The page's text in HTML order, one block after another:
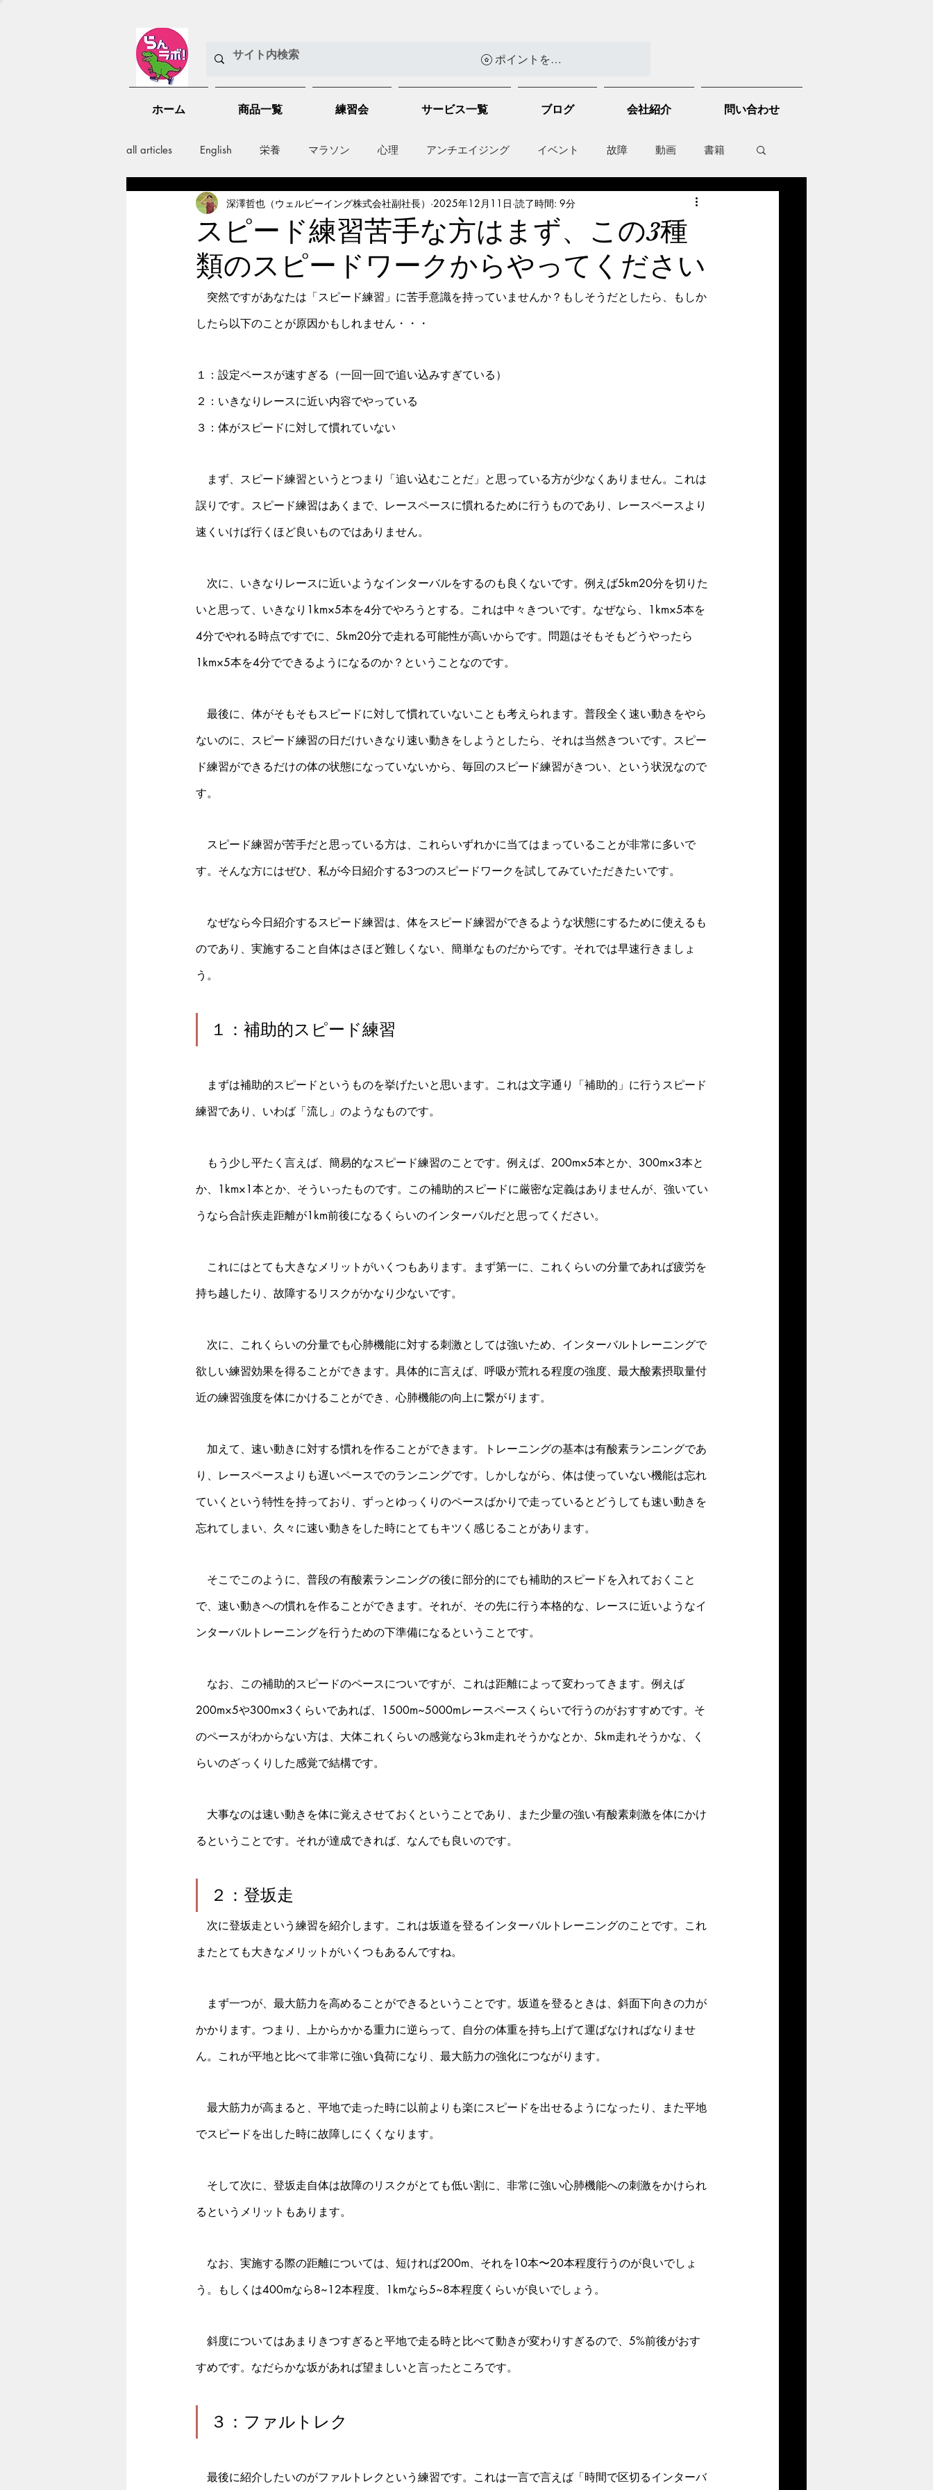
ポイントを表示
ホーム 商品一覧 練習会 サービス一覧 ブログ 会社紹介 問い合わせ
all articles English 栄養 マラソン 心理 アンチエイジング イベント 故障 動画 書籍
メンバー紹介 Nutrition anti-inflammation Network marketing mental factors
health mamagement セールス 走り方
スピード練習苦手な方はまず、この3種
類のスピードワークからやってください
深澤哲也（ウェルビーイング株式会社副社長） 2025年12月11日 読了時間: 9分
突然ですがあなたは「スピード練習」に苦手意識を持っていませんか？もしそうだとしたら、もしか
したら以下のことが原因かもしれません・・・
１：設定ペースが速すぎる（一回一回で追い込みすぎている）
２：いきなりレースに近い内容でやっている
３：体がスピードに対して慣れていない
まず、スピード練習というとつまり「追い込むことだ」と思っている方が少なくありません。これは
誤りです。スピード練習はあくまで、レースペースに慣れるために行うものであり、レースペースより
速くいけば行くほど良いものではありません。
次に、いきなりレースに近いようなインターバルをするのも良くないです。例えば5km20分を切りた
いと思って、いきなり1km×5本を4分でやろうとする。これは中々きついです。なぜなら、1km×5本を
4分でやれる時点ですでに、5km20分で走れる可能性が高いからです。問題はそもそもどうやったら
1km×5本を4分でできるようになるのか？ということなのです。
最後に、体がそもそもスピードに対して慣れていないことも考えられます。普段全く速い動きをやら
ないのに、スピード練習の日だけいきなり速い動きをしようとしたら、それは当然きついです。スピー
ド練習ができるだけの体の状態になっていないから、毎回のスピード練習がきつい、という状況なので
す。
スピード練習が苦手だと思っている方は、これらいずれかに当てはまっていることが非常に多いで
す。そんな方にはぜひ、私が今日紹介する3つのスピードワークを試してみていただきたいです。
なぜなら今日紹介するスピード練習は、体をスピード練習ができるような状態にするために使えるも
のであり、実施すること自体はさほど難しくない、簡単なものだからです。それでは早速行きましょ
う。
１：補助的スピード練習
まずは補助的スピードというものを挙げたいと思います。これは文字通り「補助的」に行うスピード
練習であり、いわば「流し」のようなものです。
もう少し平たく言えば、簡易的なスピード練習のことです。例えば、200m×5本とか、300m×3本と
か、1km×1本とか、そういったものです。この補助的スピードに厳密な定義はありませんが、強いてい
うなら合計疾走距離が1km前後になるくらいのインターバルだと思ってください。
これにはとても大きなメリットがいくつもあります。まず第一に、これくらいの分量であれば疲労を
持ち越したり、故障するリスクがかなり少ないです。
次に、これくらいの分量でも心肺機能に対する刺激としては強いため、インターバルトレーニングで
欲しい練習効果を得ることができます。具体的に言えば、呼吸が荒れる程度の強度、最大酸素摂取量付
近の練習強度を体にかけることができ、心肺機能の向上に繋がります。
加えて、速い動きに対する慣れを作ることができます。トレーニングの基本は有酸素ランニングであ
り、レースペースよりも遅いペースでのランニングです。しかしながら、体は使っていない機能は忘れ
ていくという特性を持っており、ずっとゆっくりのペースばかりで走っているとどうしても速い動きを
忘れてしまい、久々に速い動きをした時にとてもキツく感じることがあります。
そこでこのように、普段の有酸素ランニングの後に部分的にでも補助的スピードを入れておくこと
で、速い動きへの慣れを作ることができます。それが、その先に行う本格的な、レースに近いようなイ
ンターバルトレーニングを行うための下準備になるということです。
なお、この補助的スピードのペースについですが、これは距離によって変わってきます。例えば
200m×5や300m×3くらいであれば、1500m~5000mレースペースくらいで行うのがおすすめです。そ
のペースがわからない方は、大体これくらいの感覚なら3km走れそうかなとか、5km走れそうかな、く
らいのざっくりした感覚で結構です。
大事なのは速い動きを体に覚えさせておくということであり、また少量の強い有酸素刺激を体にかけ
るということです。それが達成できれば、なんでも良いのです。
２：登坂走
次に登坂走という練習を紹介します。これは坂道を登るインターバルトレーニングのことです。これ
またとても大きなメリットがいくつもあるんですね。
まず一つが、最大筋力を高めることができるということです。坂道を登るときは、斜面下向きの力が
かかります。つまり、上からかかる重力に逆らって、自分の体重を持ち上げて運ばなければなりませ
ん。これが平地と比べて非常に強い負荷になり、最大筋力の強化につながります。
最大筋力が高まると、平地で走った時に以前よりも楽にスピードを出せるようになったり、また平地
でスピードを出した時に故障しにくくなります。
そして次に、登坂走自体は故障のリスクがとても低い割に、非常に強い心肺機能への刺激をかけられ
るというメリットもあります。
なお、実施する際の距離については、短ければ200m、それを10本〜20本程度行うのが良いでしょ
う。もしくは400mなら8~12本程度、1kmなら5~8本程度くらいが良いでしょう。
斜度についてはあまりきつすぎると平地で走る時と比べて動きが変わりすぎるので、5%前後がおす
すめです。なだらかな坂があれば望ましいと言ったところです。
３：ファルトレク
最後に紹介したいのがファルトレクという練習です。これは一言で言えば「時間で区切るインターバ